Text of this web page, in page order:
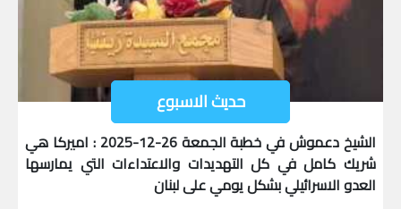
حديث الاسبوع
الشيخ دعموش في خطبة الجمعة 26-12-2025 : اميركا هي
شريك كامل في كل التهديدات والاعتداءات التي يمارسها
العدو الاسرائيلي بشكل يومي على لبنان